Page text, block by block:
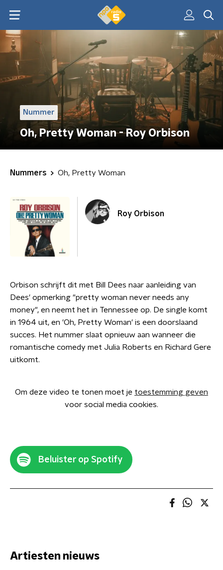
Nummer
Oh, Pretty Woman - Roy Orbison
Nummers Oh, Pretty Woman
Roy Orbison
Orbison schrijft dit met Bill Dees naar aanleiding van
Dees' opmerking "pretty woman never needs any
money", en neemt het in Tennessee op. De single komt
in 1964 uit, en 'Oh, Pretty Woman' is een doorslaand
succes. Het nummer slaat opnieuw aan wanneer die
romantische comedy met Julia Roberts en Richard Gere
uitkomt.
Om deze video te tonen moet je toestemming geven
voor social media cookies.
Beluister op Spotify
Artiesten nieuws